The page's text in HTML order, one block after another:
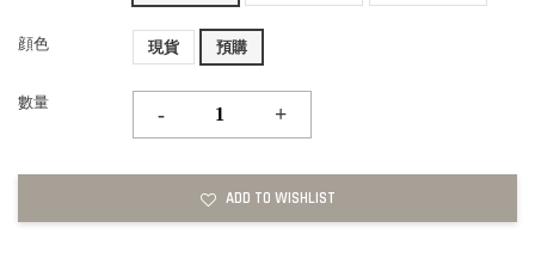
顔色 現貨 預購
數量
- +
ADD TO WISHLIST